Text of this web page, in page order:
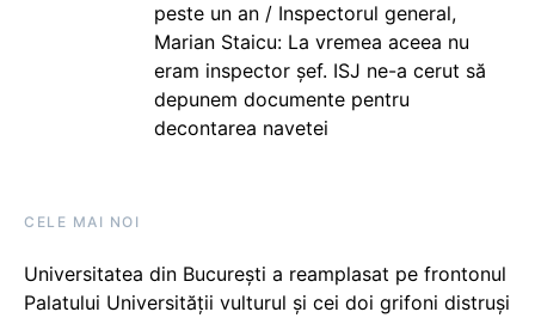
peste un an / Inspectorul general,
Marian Staicu: La vremea aceea nu
eram inspector șef. ISJ ne-a cerut să
depunem documente pentru
decontarea navetei
CELE MAI NOI
Universitatea din București a reamplasat pe frontonul
Palatului Universității vulturul și cei doi grifoni distruși